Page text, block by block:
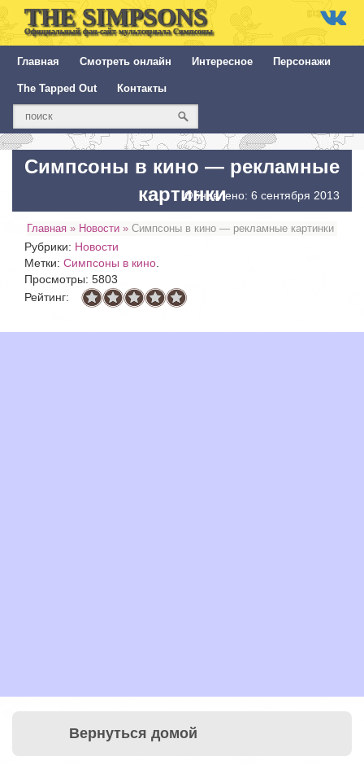
THE SIMPSONS
Официальный фан-сайт мультсериала Симпсоны
Главная Смотреть онлайн Интересное Персонажи
The Tapped Out Контакты
Симпсоны в кино — рекламные
картинкиОбновлено: 6 сентября 2013
Главная » Новости » Симпсоны в кино — рекламные картинки
Рубрики: Новости
Метки: Симпсоны в кино
Просмотры: 5803
Рейтинг:
Вернуться домой